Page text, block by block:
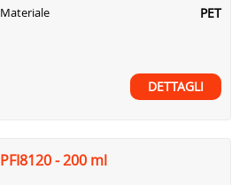
Materiale PET
DETTAGLI
PFI8120 - 200 ml